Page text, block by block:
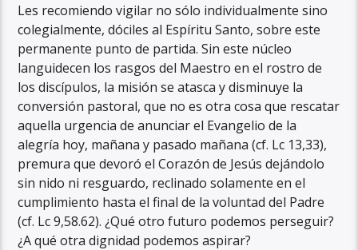
Les recomiendo vigilar no sólo individualmente sino
colegialmente, dóciles al Espíritu Santo, sobre este
permanente punto de partida. Sin este núcleo
languidecen los rasgos del Maestro en el rostro de
los discípulos, la misión se atasca y disminuye la
conversión pastoral, que no es otra cosa que rescatar
aquella urgencia de anunciar el Evangelio de la
alegría hoy, mañana y pasado mañana (cf. Lc 13,33),
premura que devoró el Corazón de Jesús dejándolo
sin nido ni resguardo, reclinado solamente en el
cumplimiento hasta el final de la voluntad del Padre
(cf. Lc 9,58.62). ¿Qué otro futuro podemos perseguir?
¿A qué otra dignidad podemos aspirar?